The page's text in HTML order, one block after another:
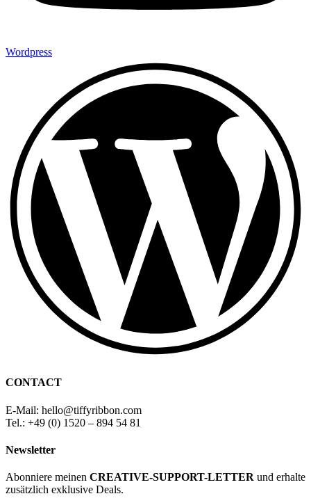
Wordpress
CONTACT
E-Mail: hello@tiffyribbon.com
Tel.: +49 (0) 1520 – 894 54 81
Newsletter
Abonniere meinen CREATIVE-SUPPORT-LETTER und erhalte
zusätzlich exklusive Deals.